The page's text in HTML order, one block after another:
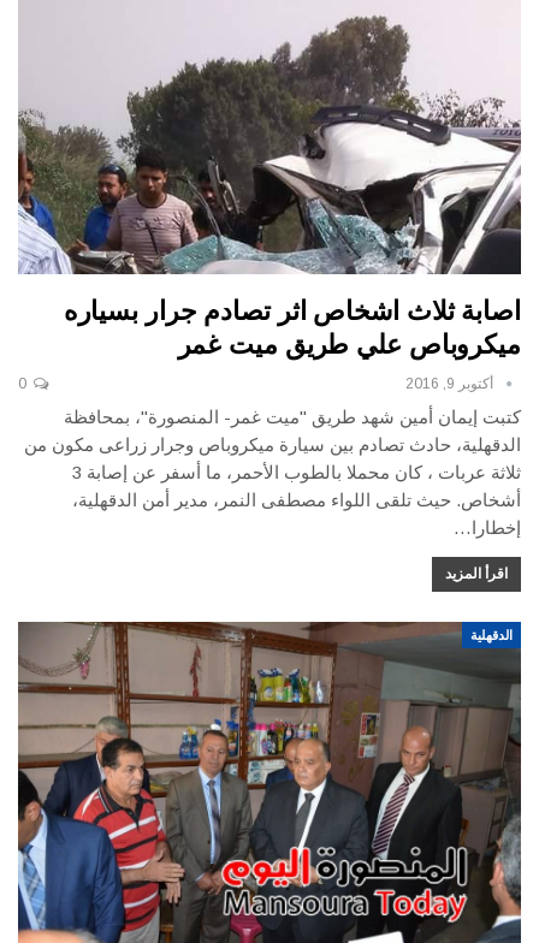
اصابة ثلاث اشخاص اثر تصادم جرار بسياره
ميكروباص علي طريق ميت غمر
أكتوبر 9, 2016
كتبت إيمان أمين شهد طريق "ميت غمر- المنصورة"، بمحافظة
الدقهلية، حادث تصادم بين سيارة ميكروباص وجرار زراعى مكون من
ثلاثة عربات ، كان محملا بالطوب الأحمر، ما أسفر عن إصابة 3
أشخاص. حيث تلقى اللواء مصطفى النمر، مدير أمن الدقهلية،
إخطارا…
اقرأ المزيد
الدقهلية